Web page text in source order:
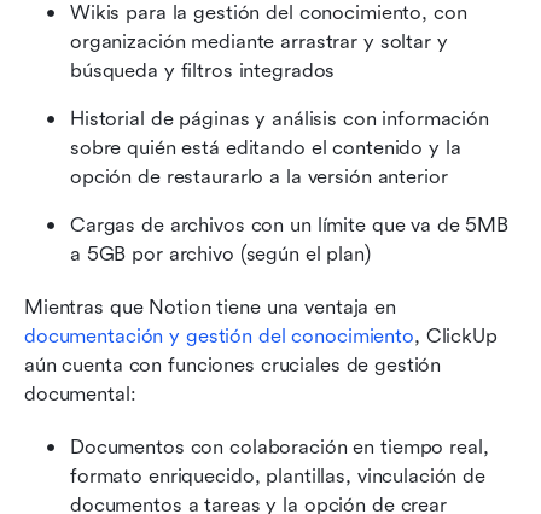
Wikis para la gestión del conocimiento, con
organización mediante arrastrar y soltar y
búsqueda y filtros integrados
Historial de páginas y análisis con información
sobre quién está editando el contenido y la
opción de restaurarlo a la versión anterior
Cargas de archivos con un límite que va de 5MB
a 5GB por archivo (según el plan)
documentación y gestión del conocimiento, ClickUp
aún cuenta con funciones cruciales de gestión
documental:
Documentos con colaboración en tiempo real,
formato enriquecido, plantillas, vinculación de
documentos a tareas y la opción de crear